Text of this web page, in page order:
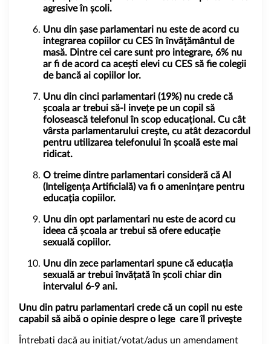
agresive în școli.
Unu din șase parlamentari nu este de acord cu
integrarea copiilor cu CES în învățământul de
masă. Dintre cei care sunt pro integrare, 6% nu
ar fi de acord ca acești elevi cu CES să fie colegii
de bancă ai copiilor lor.
Unu din cinci parlamentari (19%) nu crede că
școala ar trebui să-l invețe pe un copil să
folosească telefonul în scop educațional. Cu cât
vârsta parlamentarului crește, cu atât dezacordul
pentru utilizarea telefonului în școală este mai
ridicat.
O treime dintre parlamentari consideră că AI
(Inteligența Artificială) va fi o amenințare pentru
educația copiilor.
Unu din opt parlamentari nu este de acord cu
ideea că școala ar trebui să ofere educație
sexuală copiilor.
Unu din zece parlamentari spune că educația
sexuală ar trebui învățată în școli chiar din
intervalul 6-9 ani.
Unu din patru parlamentari crede că un copil nu este
capabil să aibă o opinie despre o lege care îl priveşte
Întrebați dacă au inițiat/votat/adus un amendament